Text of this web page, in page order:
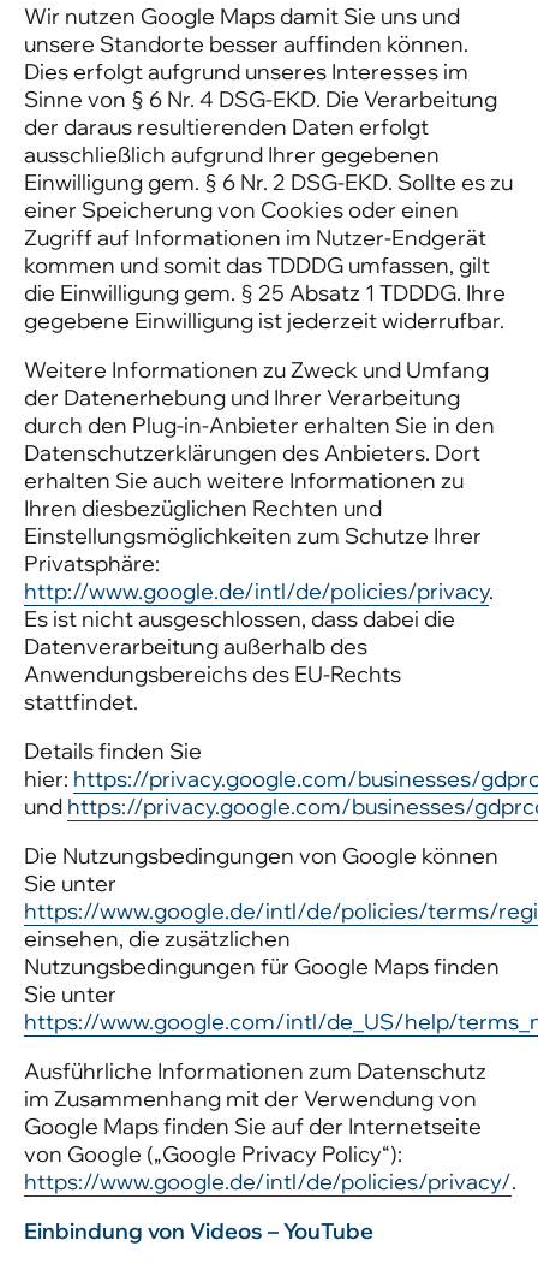
Wir nutzen Google Maps damit Sie uns und
unsere Standorte besser auffinden können.
Dies erfolgt aufgrund unseres Interesses im
Sinne von § 6 Nr. 4 DSG-EKD. Die Verarbeitung
der daraus resultierenden Daten erfolgt
ausschließlich aufgrund Ihrer gegebenen
Einwilligung gem. § 6 Nr. 2 DSG-EKD. Sollte es zu
einer Speicherung von Cookies oder einen
Zugriff auf Informationen im Nutzer-Endgerät
kommen und somit das TDDDG umfassen, gilt
die Einwilligung gem. § 25 Absatz 1 TDDDG. Ihre
gegebene Einwilligung ist jederzeit widerrufbar.
Weitere Informationen zu Zweck und Umfang
der Datenerhebung und Ihrer Verarbeitung
durch den Plug-in-Anbieter erhalten Sie in den
Datenschutzerklärungen des Anbieters. Dort
erhalten Sie auch weitere Informationen zu
Ihren diesbezüglichen Rechten und
Einstellungsmöglichkeiten zum Schutze Ihrer
Privatsphäre:
http://www.google.de/intl/de/policies/privacy.
Es ist nicht ausgeschlossen, dass dabei die
Datenverarbeitung außerhalb des
Anwendungsbereichs des EU-Rechts
stattfindet.
Details finden Sie
hier: https://privacy.google.com/businesses/
und https://privacy.google.com/businesses/
Die Nutzungsbedingungen von Google können
Sie unter
https://www.google.de/intl/de/policies/terms/
einsehen, die zusätzlichen
Nutzungsbedingungen für Google Maps finden
Sie unter
https://www.google.com/intl/de_US/help/
Ausführliche Informationen zum Datenschutz
im Zusammenhang mit der Verwendung von
Google Maps finden Sie auf der Internetseite
von Google („Google Privacy Policy“):
https://www.google.de/intl/de/policies/privacy/.
Einbindung von Videos – YouTube